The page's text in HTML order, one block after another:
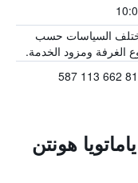
السياسات حسب
الغرفة ومزود الخدمة.
هونتن